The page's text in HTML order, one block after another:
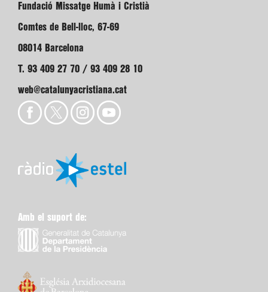
Fundació Missatge Humà i Cristià
Comtes de Bell-lloc, 67-69
08014 Barcelona
T. 93 409 27 70 / 93 409 28 10
web@catalunyacristiana.cat
Amb el suport de: